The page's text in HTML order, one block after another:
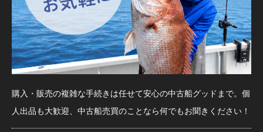
購入・販売の複雑な手続きは任せて安心の中古船グッドまで。個
人出品も大歓迎、中古船売買のことなら何でもお聞きください！